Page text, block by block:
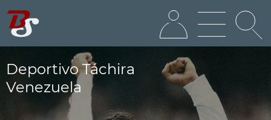
Deportivo Táchira
Venezuela